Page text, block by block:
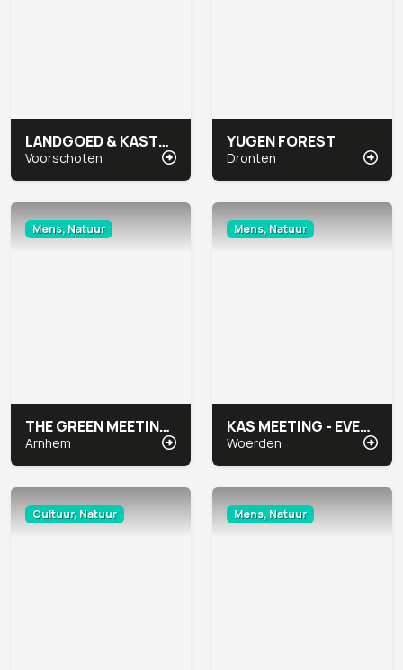
LANDGOED & KASTEEL DUIVENVOORDE
Voorschoten
YUGEN FOREST
Dronten
Mens, Natuur
THE GREEN MEETING CENTER ARNHEM
Arnhem
Mens, Natuur
KAS MEETING - EVENTLOCATIE
Woerden
Cultuur, Natuur Mens, Natuur